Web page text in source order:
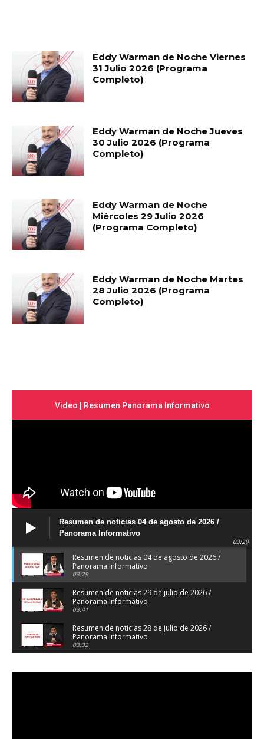
Eddy Warman de Noche Viernes
31 Julio 2026 (Programa
Completo)
Eddy Warman de Noche Jueves
30 Julio 2026 (Programa
Completo)
Eddy Warman de Noche
Miércoles 29 Julio 2026
(Programa Completo)
Eddy Warman de Noche Martes
28 Julio 2026 (Programa
Completo)
Video | Resumen Panorama Informativo
Resumen de noticias 04 de agosto de 2026 /
Panorama Informativo
03:29
Resumen de noticias 04 de agosto de 2026 /
Panorama Informativo
03:29
Resumen de noticias 29 de julio de 2026 /
Panorama Informativo
03:41
Resumen de noticias 28 de julio de 2026 /
Panorama Informativo
03:32
Panorama Informativo